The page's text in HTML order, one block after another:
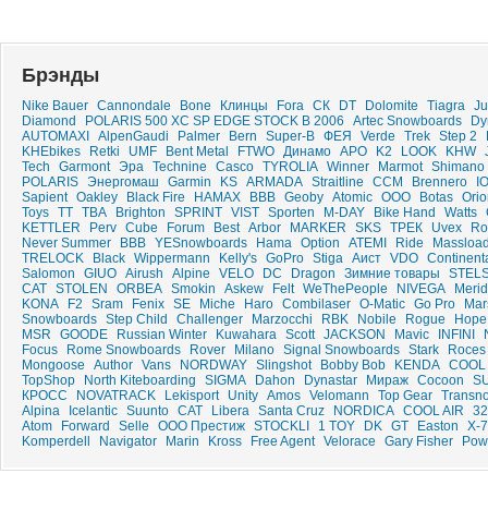
Брэнды
Nike Bauer Cannondale Bone Клинцы Fora СК DT Dolomite Tiagra
Diamond
POLARIS 500 XC SP EDGE STOCK B 2006 Artec Snowboards
AUTOMAXI
AlpenGaudi Palmer Bern Super-B ФЕЯ Verde Trek Step 2
KHEbikes
Retki UMF Bent Metal FTWO Динамо APO K2 LOOK KHW
Tech
Garmont Эра Technine Casco TYROLIA Winner Marmot Shimano
POLARIS Энергомаш Garmin KS ARMADA Straitline CCM Brennero
Sapient Oakley Black Fire HAMAX ВВВ Geoby Atomic ООО Botas
Toys ТТ TBA Brighton SPRINT VIST Sporten M-DAY Bike Hand Watts
KETTLER
Perv Cube Forum Best Arbor MARKER SKS ТРЕК Uvex
Never Summer
BBB YESnowboards Hama Option ATEMI Ride
TRELOCK
Black Wippermann Kelly's GoPro Stiga Аист VDO
Salomon
GIUO Airush Alpine VELO DC Dragon Зимние товары
CAT STOLEN ORBEA Smokin Askew Felt WeThePeople NIVEGA
KONA
F2 Sram Fenix SE Miche Haro Combilaser O-Matic Go Pro
Snowboards Step Child Challenger Marzocchi RBK Nobile Rogue
MSR
GOODE Russian Winter Kuwahara Scott JACKSON Mavic INFINI
Focus
Rome Snowboards Rover Milano Signal Snowboards Stark
Roces
Mongoose
Author Vans NORDWAY Slingshot Bobby Bob KENDA COOL
TopShop
North Kiteboarding SIGMA Dahon Dynastar Мираж Cocoon
КРОСС
NOVATRACK Lekisport Unity Amos Velomann Top Gear
Alpina
Icelantic Suunto CAT Libera Santa Cruz NORDICA COOL AIR
32
Atom
Forward Selle ООО Престиж STOCKLI 1 TOY DK GT Easton
X-7
Komperdell
Navigator Marin Kross Free Agent Velorace Gary Fisher